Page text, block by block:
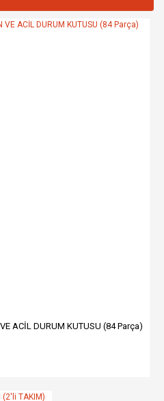
ACİL DURUM KUTUSU (84 Parça)